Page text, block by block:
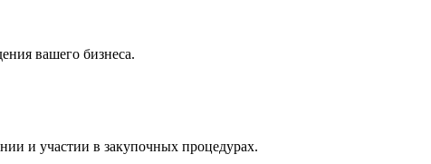
вашего бизнеса.
и участии в закупочных процедурах.